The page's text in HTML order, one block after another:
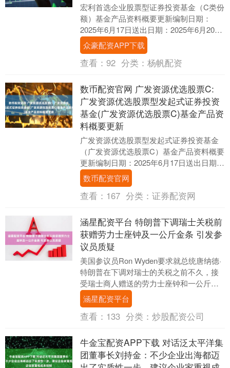
宏利首选企业股票型证券投资基金（C类份
额）基金产品资料概要更新编制日期：
2025年6月17日送出日期：2025年6月20日
本概要提供本基金的重要信息，是招募说
明....
众豪配资APP下载
查看： 92 分类： 杨帆配资
数币配资官网 广发资源优选股票C:
广发资源优选股票型发起式证券投资
基金(广发资源优选股票C)基金产品资
料概要更新
广发资源优选股票型发起式证券投资基金
（广发资源优选股票C）基金产品资料概要
更新编制日期：2025年6月17日送出日期：
2025年6月20日本概要提供本基金的重要....
数币配资官网
查看： 167 分类： 证券配资网
涵星配资平台 特朗普下调瑞士关税前
获赠劳力士座钟及一公斤金条 引发参
议员质疑
美国参议员Ron Wyden要求就总统唐纳德·
特朗普在下调对瑞士的关税之前不久，接
受瑞士商人赠送的劳力士座钟和一公斤金
条一事作出详细说明。 这位来自俄勒冈州
的民....
涵星配资平台
查看： 133 分类： 炒股配资公司
牛金宝配资APP下载 对话泛太平洋集
团董事长刘持金：不少企业出海都迈